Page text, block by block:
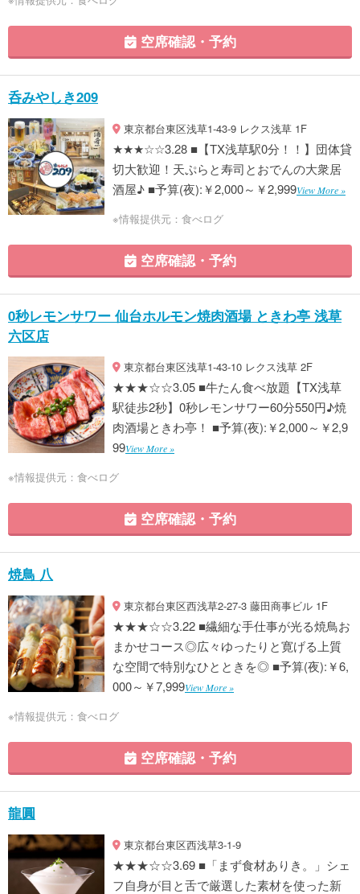
空席確認・予約
呑みやしき209
東京都台東区浅草1-43-9 レクス浅草 1F
★★★☆☆3.28 ■【TX浅草駅0分！！】団体貸
切大歓迎！天ぷらと寿司とおでんの大衆居
酒屋♪ ■予算(夜):￥2,000～￥2,999View More »
※情報提供元：食べログ
空席確認・予約
0秒レモンサワー 仙台ホルモン焼肉酒場 ときわ亭 浅草
六区店
東京都台東区浅草1-43-10 レクス浅草 2F
★★★☆☆3.05 ■牛たん食べ放題【TX浅草
駅徒歩2秒】0秒レモンサワー60分550円♪焼
肉酒場ときわ亭！ ■予算(夜):￥2,000～￥2,9
99View More »
※情報提供元：食べログ
空席確認・予約
焼鳥 八
東京都台東区西浅草2-27-3 藤田商事ビル 1F
★★★☆☆3.22 ■繊細な手仕事が光る焼鳥お
まかせコース◎広々ゆったりと寛げる上質
な空間で特別なひとときを◎ ■予算(夜):￥6,
000～￥7,999View More »
※情報提供元：食べログ
空席確認・予約
龍圓
東京都台東区西浅草3-1-9
★★★☆☆3.69 ■「まず食材ありき。」シェ
フ自身が目と舌で厳選した素材を使った新